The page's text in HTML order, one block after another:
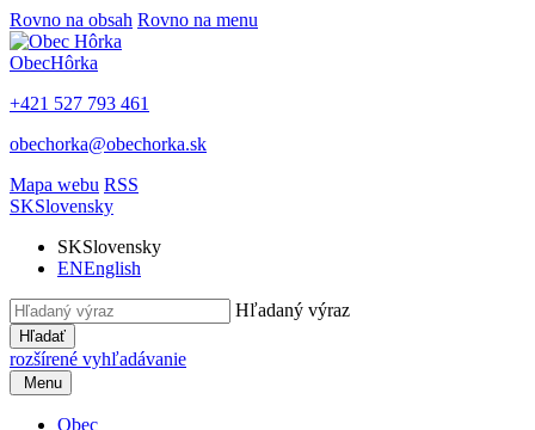
Rovno na obsah Rovno na menu
ObecHôrka
+421 527 793 461
obechorka@obechorka.sk
Mapa webu RSS
SKSlovensky
SKSlovensky
ENEnglish
Hľadaný výraz
Hľadať
rozšírené vyhľadávanie
Menu
Obec